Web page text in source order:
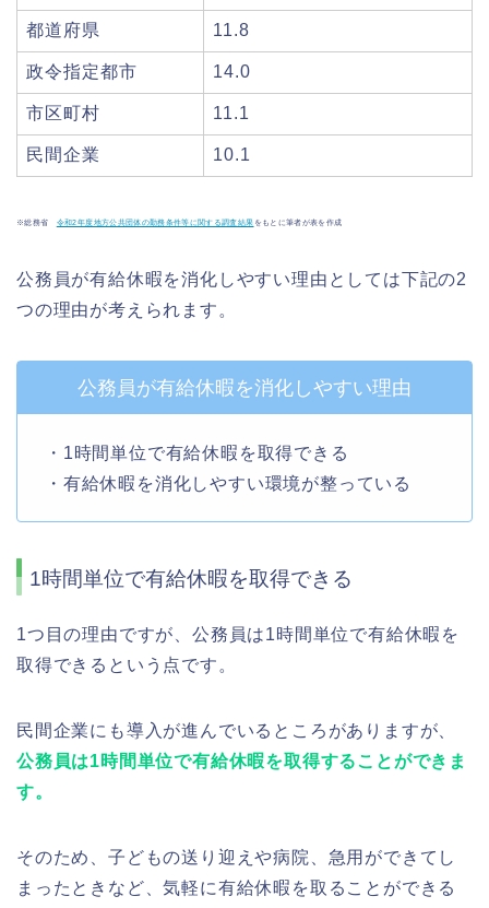
都道府県 11.8
政令指定都市 14.0
市区町村 11.1
民間企業 10.1
※総務省 令和2年度地方公共団体の勤務条件等に関する調査結果 をもとに筆者が表を作成
公務員が有給休暇を消化しやすい理由としては下記の2
つの理由が考えられます。
公務員が有給休暇を消化しやすい理由
・1時間単位で有給休暇を取得できる
・有給休暇を消化しやすい環境が整っている
1時間単位で有給休暇を取得できる
1つ目の理由ですが、公務員は1時間単位で有給休暇を
取得できるという点です。
民間企業にも導入が進んでいるところがありますが、
公務員は1時間単位で有給休暇を取得することができま
す。
そのため、子どもの送り迎えや病院、急用ができてし
まったときなど、気軽に有給休暇を取ることができる